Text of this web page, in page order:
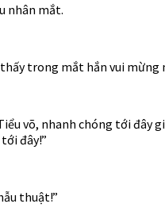
nhân mắt.
trong mắt hắn vui mừng
võ, nhanh chóng tới đây
đây!”
thuật!”